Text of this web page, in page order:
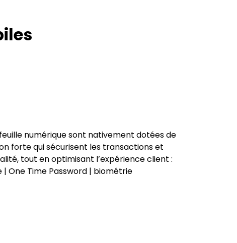
numérique sont nativement dotées de
forte qui sécurisent les transactions et
tout en optimisant l’expérience client :
| One Time Password | biométrie